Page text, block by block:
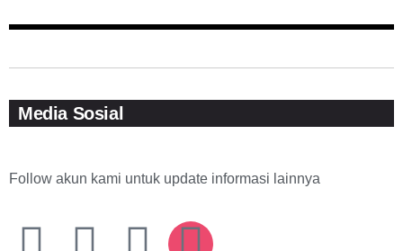
Media Sosial
Follow akun kami untuk update informasi lainnya